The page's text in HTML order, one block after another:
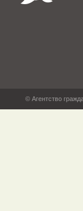
© Агентство